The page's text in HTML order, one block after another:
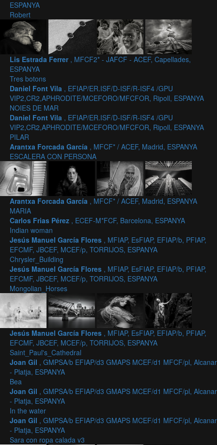
ESPANYA
Robert
Lis Estrada Ferrer , MFCF2* - JAFCF - ACEF, Capellades,
ESPANYA
Tres botons
Daniel Font Vila , EFIAP/ER.ISF/D-ISF/R-ISF4 /GPU
VIP2,CR2,APHRODITE/MCEFORO/MFCFOR, Ripoll, ESPANYA
NOIES DE MAR
Daniel Font Vila , EFIAP/ER.ISF/D-ISF/R-ISF4 /GPU
VIP2,CR2,APHRODITE/MCEFORO/MFCFOR, Ripoll, ESPANYA
PILAR
Arantxa Forcada García , MFCF* / ACEF, Madrid, ESPANYA
ESCALERA CON PERSONA
Arantxa Forcada García , MFCF* / ACEF, Madrid, ESPANYA
MARIA
Carlos Frias Pérez , ECEF-M*FCF, Barcelona, ESPANYA
Indian woman
Jesús Manuel García Flores , MFIAP, EsFIAP, EFIAP/b, PFIAP,
EFCMF, JBCEF, MCEF/p, TORRIJOS, ESPANYA
Chrysler_Building
Jesús Manuel García Flores , MFIAP, EsFIAP, EFIAP/b, PFIAP,
EFCMF, JBCEF, MCEF/p, TORRIJOS, ESPANYA
Mongolian_Horses
Jesús Manuel García Flores , MFIAP, EsFIAP, EFIAP/b, PFIAP,
EFCMF, JBCEF, MCEF/p, TORRIJOS, ESPANYA
Saint_Paul's_Cathedral
Joan Gil , GMPSA/b EFIAP/d3 GMAPS MCEF/d1 MFCF/pl, Alcanar
- Platja, ESPANYA
Bea
Joan Gil , GMPSA/b EFIAP/d3 GMAPS MCEF/d1 MFCF/pl, Alcanar
- Platja, ESPANYA
In the water
Joan Gil , GMPSA/b EFIAP/d3 GMAPS MCEF/d1 MFCF/pl, Alcanar
- Platja, ESPANYA
Sara con ropa calada v3